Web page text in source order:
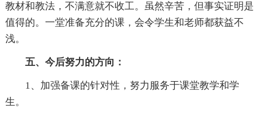
教材和教法，不满意就不收工。虽然辛苦，但事实证明是
值得的。一堂准备充分的课，会令学生和老师都获益不
浅。
五、今后努力的方向：
1、加强备课的针对性，努力服务于课堂教学和学
生。